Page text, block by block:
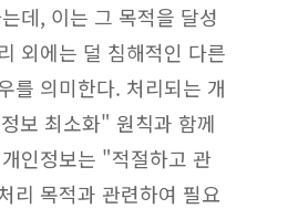
데, 이는 그 목적을 달성
외에는 덜 침해적인 다른
를 의미한다. 처리되는 개
보 최소화" 원칙과 함께
인정보는 "적절하고 관
리 목적과 관련하여 필요